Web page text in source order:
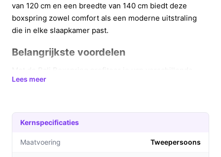
van 120 cm en een breedte van 140 cm biedt deze
boxspring zowel comfort als een moderne uitstraling
die in elke slaapkamer past.
Belangrijkste voordelen
praktische voordelen:
kern en de 8 cm polyether topper ervaar je een
uitstekende ondersteuning tijdens het slapen.
Ruimtebesparend ontwerp:
De boxspring is niet
Lees meer
Kernspecificaties
Maatvoering Tweepersoons